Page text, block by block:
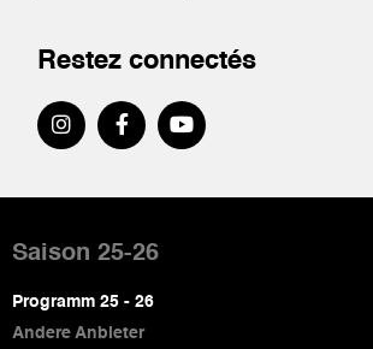
Restez connectés
de
page
Saison 25-26
Programm 25 - 26
Andere Anbieter